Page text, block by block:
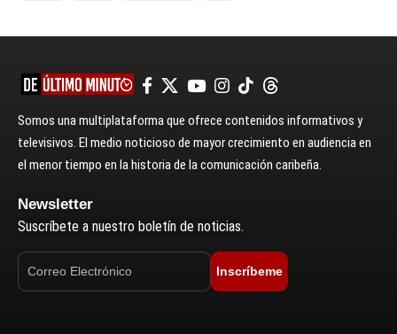
Somos una multiplataforma que ofrece contenidos informativos y
televisivos. El medio noticioso de mayor crecimiento en audiencia en
el menor tiempo en la historia de la comunicación caribeña.
Newsletter
Suscríbete a nuestro boletín de noticias.
Inscríbeme